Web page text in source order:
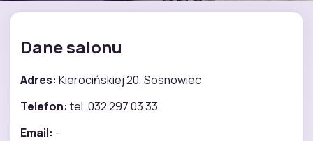
Dane salonu
Adres: Kierocińskiej 20, Sosnowiec
Telefon: tel. 032 297 03 33
Email: -